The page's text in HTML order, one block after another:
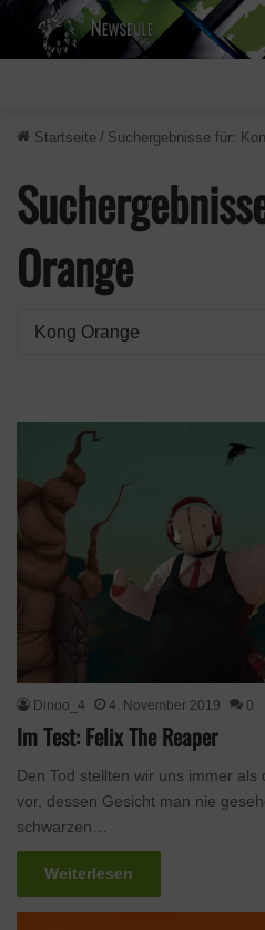
Startseite / Suchergebnisse für:
Orange
Dinoo_4 4. November 2019 0
Im Test: Felix The Reaper
Den Tod stellten wir uns immer
vor, dessen Gesicht man nie
schwarzen…
Weiterlesen